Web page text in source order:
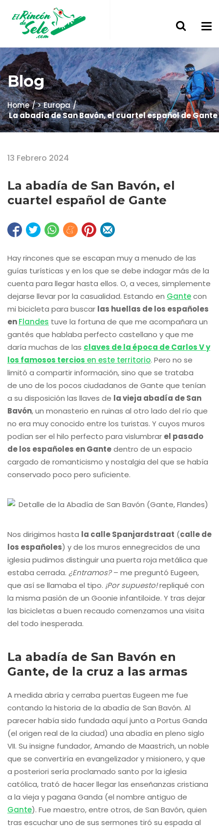
Blog
Home
> Europa
La abadía de San Bavón, el cuartel español de Gante
13 Febrero 2024
La abadía de San Bavón, el
cuartel español de Gante
Hay rincones que se escapan muy a menudo de las
guías turísticas y en los que se debe indagar más de la
cuenta para llegar hasta ellos. O, a veces, simplemente
dejarse llevar por la casualidad. Estando en Gantecon
mi bicicleta para buscar las huellas de los españoles
enFlandes tuve la fortuna de que me acompañara un
gantés que hablaba perfecto castellano y que me
daría muchas de las claves de la época de Carlos V y
los famosos tercios en este territorio. Pero no se
limitó a compartir información, sino que se trataba
de uno de los pocos ciudadanos de Gante que tenían
a su disposición las llaves de la vieja abadía de San
Bavón, un monasterio en ruinas al otro lado del río que
no era muy conocido entre los turistas. Y cuyos muros
podían ser el hilo perfecto para vislumbrar el pasado
de los españoles en Gantedentro de un espacio
cargado de romanticismo y nostalgia del que se había
conservado poco pero suficiente.
Nos dirigimos hasta la calle Spanjardstraat (calle de
los españoles) y de los muros ennegrecidos de una
iglesia pudimos distinguir una puerta roja metálica que
estaba cerrada. ¿Entramos?– me preguntó Eugeen,
que así se llamaba el tipo. ¡Por supuesto!repliqué con
la misma pasión de un Goonie infantiloide. Y tras dejar
las bicicletas a buen recaudo comenzamos una visita
del todo inesperada.
La abadía de San Bavón en
Gante, de la cruz a las armas
A medida abría y cerraba puertas Eugeen me fue
contando la historia de la abadía de San Bavón. Al
parecer había sido fundada aquí junto a Portus Ganda
(el origen real de la ciudad) una abadía en pleno siglo
VII. Su insigne fundador, Amando de Maastrich, un noble
que se convertiría en evangelizador y misionero, y que
a posteriori sería proclamado santo por la iglesia
católica, trató de hacer llegar las enseñanzas cristiana
a la vieja y pagana Ganda (el nombre antiguo de
Gante). Fue maestro, entre otros, de San Bavón, quien
tras escuchar uno de sus sermones tiró su espada al